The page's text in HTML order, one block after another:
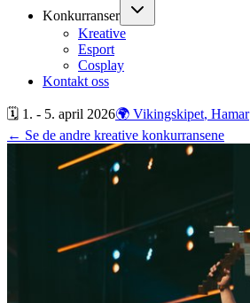
Konkurranser
Kreative
Esport
Cosplay
Kontakt oss
🗓 1. - 5. april 2026🌍 Vikingskipet, Hamar
← Se de andre kreative konkurransene